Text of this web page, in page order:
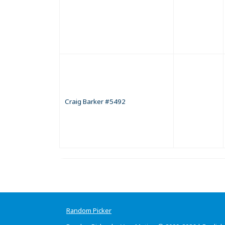
Craig Barker #5492
Random Picker